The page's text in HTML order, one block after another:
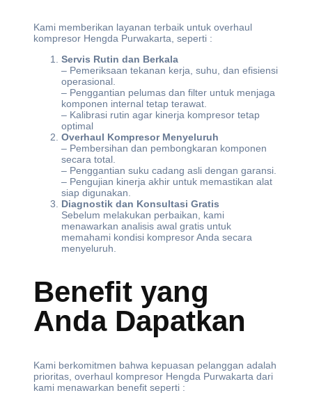
Kami memberikan layanan terbaik untuk overhaul
kompresor Hengda Purwakarta, seperti :
Servis Rutin dan Berkala
– Pemeriksaan tekanan kerja, suhu, dan efisiensi
operasional.
– Penggantian pelumas dan filter untuk menjaga
komponen internal tetap terawat.
– Kalibrasi rutin agar kinerja kompresor tetap
optimal
Overhaul Kompresor Menyeluruh
– Pembersihan dan pembongkaran komponen
secara total.
– Penggantian suku cadang asli dengan garansi.
– Pengujian kinerja akhir untuk memastikan alat
siap digunakan.
Diagnostik dan Konsultasi Gratis
Sebelum melakukan perbaikan, kami
menawarkan analisis awal gratis untuk
memahami kondisi kompresor Anda secara
menyeluruh.
Benefit yang
Anda Dapatkan
Kami berkomitmen bahwa kepuasan pelanggan adalah
prioritas, overhaul kompresor Hengda Purwakarta dari
kami menawarkan benefit seperti :